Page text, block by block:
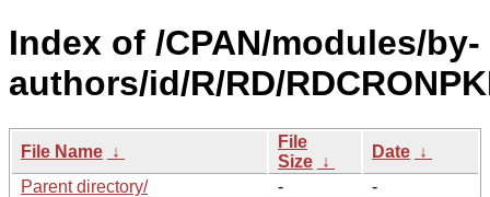
Index of /CPAN/modules/by-
authors/id/R/RD/
File Name ↓
File
Size ↓
Date ↓
Parent directory/
-
-